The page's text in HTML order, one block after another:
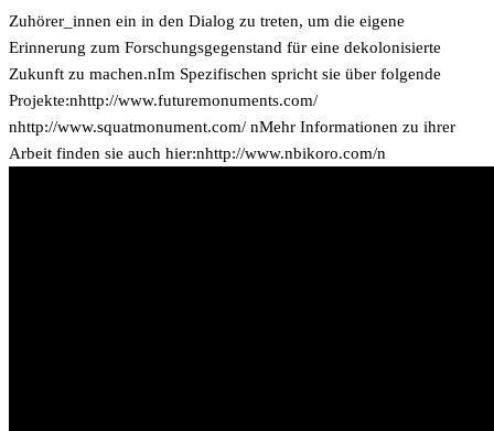
Zuhörer_innen ein in den Dialog zu treten, um die eigene
Erinnerung zum Forschungsgegenstand für eine dekolonisierte
Zukunft zu machen.nIm Spezifischen spricht sie über folgende
Projekte:nhttp://www.futuremonuments.com/
nhttp://www.squatmonument.com/ nMehr Informationen zu ihrer
Arbeit finden sie auch hier:nhttp://www.nbikoro.com/n